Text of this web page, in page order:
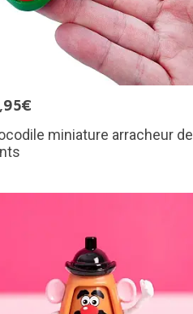
miniature arracheur de